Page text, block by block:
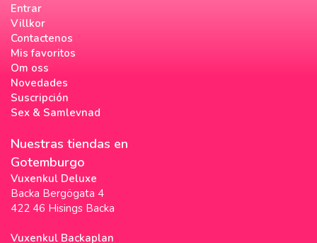
Entrar
Villkor
Contactenos
Mis favoritos
Om oss
Novedades
Suscripción
Sex & Samlevnad
Nuestras tiendas en
Gotemburgo
Vuxenkul Deluxe
Backa Bergögata 4
422 46 Hisings Backa
Vuxenkul Backaplan